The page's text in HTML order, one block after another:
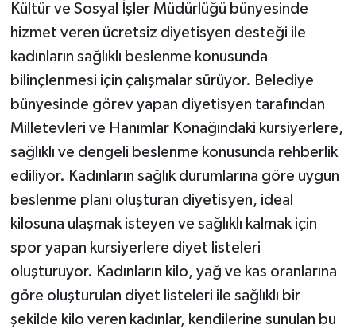
Kültür ve Sosyal İşler Müdürlüğü bünyesinde
hizmet veren ücretsiz diyetisyen desteği ile
kadınların sağlıklı beslenme konusunda
bilinçlenmesi için çalışmalar sürüyor. Belediye
bünyesinde görev yapan diyetisyen tarafından
Milletevleri ve Hanımlar Konağındaki kursiyerlere,
sağlıklı ve dengeli beslenme konusunda rehberlik
ediliyor. Kadınların sağlık durumlarına göre uygun
beslenme planı oluşturan diyetisyen, ideal
kilosuna ulaşmak isteyen ve sağlıklı kalmak için
spor yapan kursiyerlere diyet listeleri
oluşturuyor. Kadınların kilo, yağ ve kas oranlarına
göre oluşturulan diyet listeleri ile sağlıklı bir
şekilde kilo veren kadınlar, kendilerine sunulan bu